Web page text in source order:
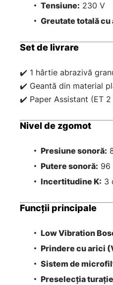
Tensiune: 230 V
Greutate totală cu
Set de livrare
✔️ 1 hârtie abrazivă
✔️ Geantă din material
✔️ Paper Assistant (ET
Nivel de zgomot
Presiune sonoră:
Putere sonoră: 96
Incertitudine K: 3
Funcții principale
Low Vibration
Prindere cu arici
Sistem de
Preselecția